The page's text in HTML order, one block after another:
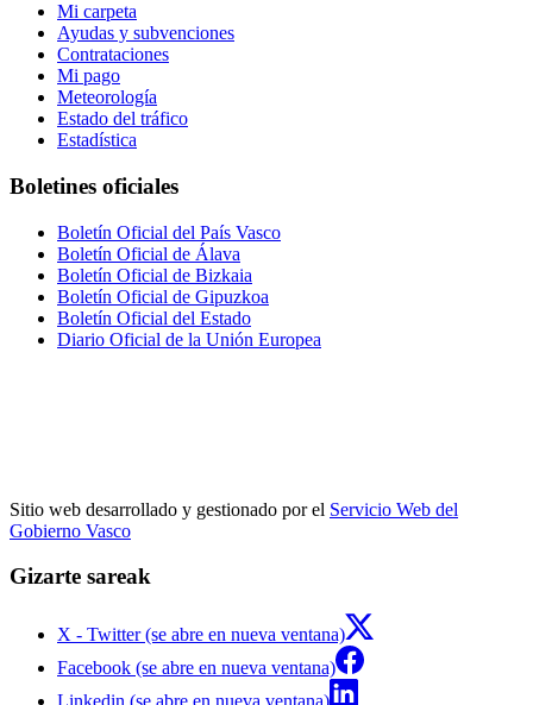
Mi carpeta
Ayudas y subvenciones
Contrataciones
Mi pago
Meteorología
Estado del tráfico
Estadística
Boletines oficiales
Boletín Oficial del País Vasco
Boletín Oficial de Álava
Boletín Oficial de Bizkaia
Boletín Oficial de Gipuzkoa
Boletín Oficial del Estado
Diario Oficial de la Unión Europea
Sitio web desarrollado y gestionado por el Servicio Web del
Gobierno Vasco
Gizarte sareak
X - Twitter (se abre en nueva ventana)
Facebook (se abre en nueva ventana)
Linkedin (se abre en nueva ventana)